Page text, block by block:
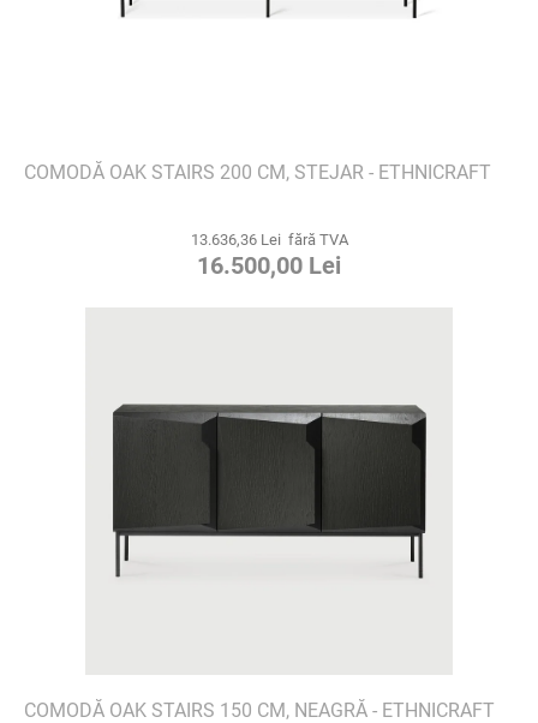
COMODĂ OAK STAIRS 200 CM, STEJAR - ETHNICRAFT
13.636,36 Lei fără TVA
16.500,00 Lei
COMODĂ OAK STAIRS 150 CM, NEAGRĂ - ETHNICRAFT